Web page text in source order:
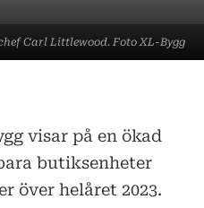
Carl Littlewood. Foto XL-Bygg
visar på en ökad
butiksenheter
över helåret 2023.